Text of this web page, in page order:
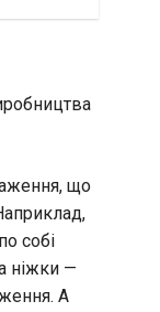
що
собі
ніжки —
А